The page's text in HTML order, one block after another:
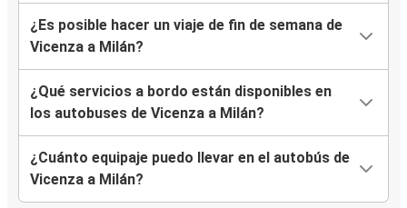
¿Es posible hacer un viaje de fin de semana de
Vicenza a Milán?
¿Qué servicios a bordo están disponibles en
los autobuses de Vicenza a Milán?
¿Cuánto equipaje puedo llevar en el autobús de
Vicenza a Milán?